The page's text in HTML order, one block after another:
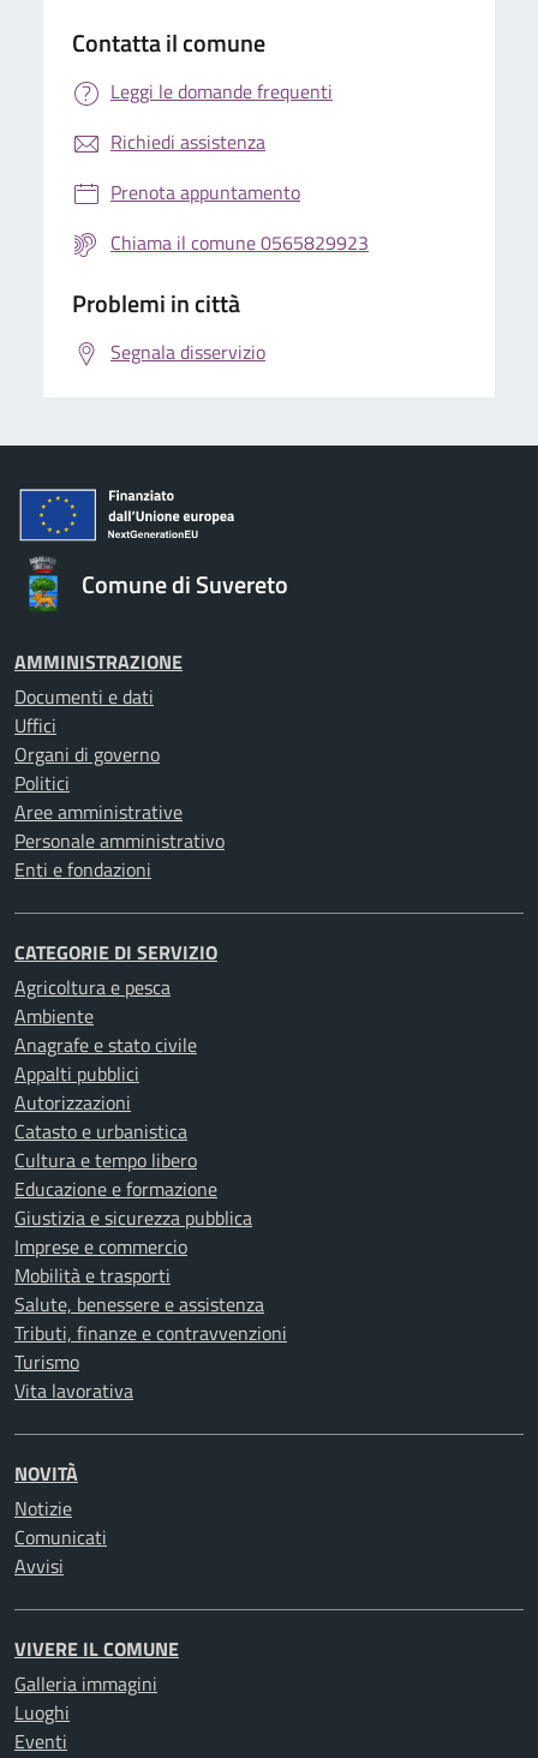
Contatta il comune
Leggi le domande frequenti
Richiedi assistenza
Prenota appuntamento
Chiama il comune 0565829923
Problemi in città
Segnala disservizio
Comune di Suvereto
AMMINISTRAZIONE
Documenti e dati
Uffici
Organi di governo
Politici
Aree amministrative
Personale amministrativo
Enti e fondazioni
CATEGORIE DI SERVIZIO
Agricoltura e pesca
Ambiente
Anagrafe e stato civile
Appalti pubblici
Autorizzazioni
Catasto e urbanistica
Cultura e tempo libero
Educazione e formazione
Giustizia e sicurezza pubblica
Imprese e commercio
Mobilità e trasporti
Salute, benessere e assistenza
Tributi, finanze e contravvenzioni
Turismo
Vita lavorativa
NOVITÀ
Notizie
Comunicati
Avvisi
VIVERE IL COMUNE
Galleria immagini
Luoghi
Eventi